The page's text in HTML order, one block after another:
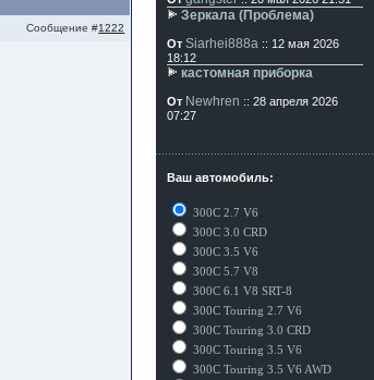
Сообщение #1222
Зеркала (Проблема)
От Siarhei888a :: 12 мая 2026
18:12
кастомная приборка
От Newhren :: 28 апреля 2026
07:27
Ваш автомобиль:
300C 2.7 V6
300C 3.0 CRD
300C 3.5 V6
300C 5.7 V8
300C 6.1 V8 SRT-8
300C Touring 2.7 V6
300C Touring 3.0 CRD
300C Touring 3.5 V6
300C Touring 3.5 V6 AWD